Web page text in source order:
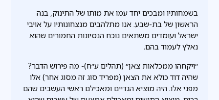
בשמחותיו ומבכים יחד עמו את מותו של התינוק, בנה
הראשון של בת-שבע. אנו מתלהבים מנצחונותיו על אויבי
ישראל ועומדים משתאים נוכח הנסיונות החמורים שהוא
נאלץ לעמוד בהם.
״ויקחהו ממכלאות צאן״ (תהלים ע״ח)- מה פירוש הדבר?
שהיה דוד כולא את הצאן (מפריד סוג זה מסוג אחר) אלו
מפני אלו. היה מוציא הגדיים ומאכילם ראשי העשבים שהם